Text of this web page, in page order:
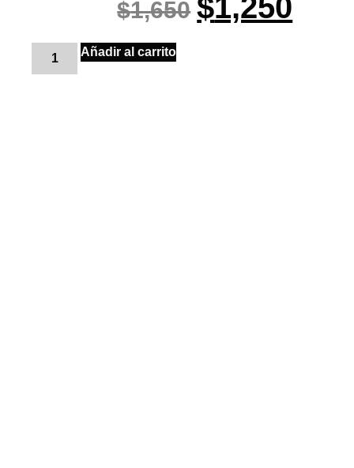
$1,650 $1,250
Añadir al carrito